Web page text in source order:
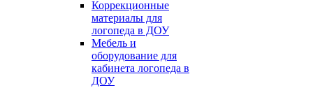
Коррекционные
материалы для
логопеда в ДОУ
Мебель и
оборудование для
кабинета логопеда в
ДОУ